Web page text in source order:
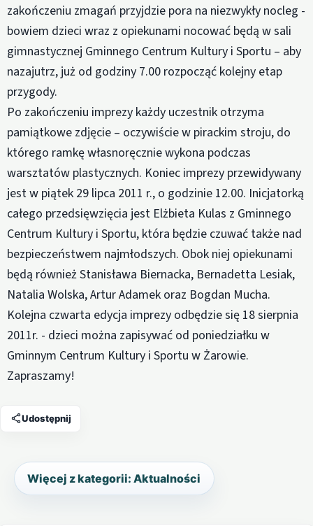
zakończeniu zmagań przyjdzie pora na niezwykły nocleg -
bowiem dzieci wraz z opiekunami nocować będą w sali
gimnastycznej Gminnego Centrum Kultury i Sportu – aby
nazajutrz, już od godziny 7.00 rozpocząć kolejny etap
przygody.
Po zakończeniu imprezy każdy uczestnik otrzyma
pamiątkowe zdjęcie – oczywiście w pirackim stroju, do
którego ramkę własnoręcznie wykona podczas
warsztatów plastycznych. Koniec imprezy przewidywany
jest w piątek 29 lipca 2011 r., o godzinie 12.00. Inicjatorką
całego przedsięwzięcia jest Elżbieta Kulas z Gminnego
Centrum Kultury i Sportu, która będzie czuwać także nad
bezpieczeństwem najmłodszych. Obok niej opiekunami
będą również Stanisława Biernacka, Bernadetta Lesiak,
Natalia Wolska, Artur Adamek oraz Bogdan Mucha.
Kolejna czwarta edycja imprezy odbędzie się 18 sierpnia
2011r. - dzieci można zapisywać od poniedziałku w
Gminnym Centrum Kultury i Sportu w Żarowie.
Zapraszamy!
Udostępnij
Więcej z kategorii: Aktualności